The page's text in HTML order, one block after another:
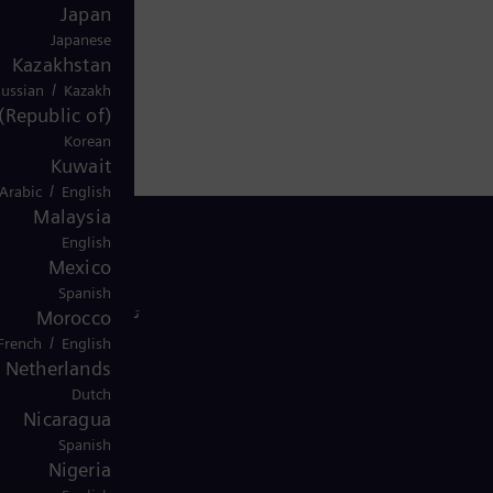
Japan
Japanese
Kazakhstan
Kazakh
/
of)
Korean
Kuwait
English
/
Arabic
Malaysia
English
Mexico
Spanish
Morocco
English
/
Netherlands
Dutch
Nicaragua
Spanish
Nigeria
تواصل معنا